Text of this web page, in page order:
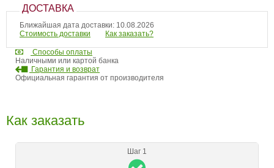
ДОСТАВКА
Ближайшая дата доставки: 10.08.2026
Стоимость доставки
Как заказать?
Способы оплаты
Наличными или картой банка
Гарантия и возврат
Официальная гарантия от производителя
Как заказать
Шаг 1